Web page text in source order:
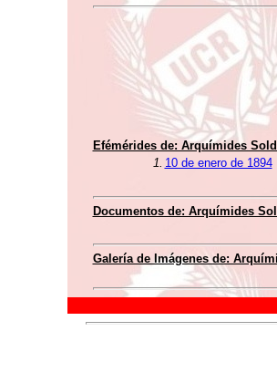
Efémérides de: Arquímides
1. 10 de enero de 1894
Documentos de: Arquímides
Galería de Imágenes de: